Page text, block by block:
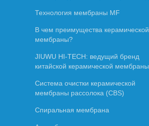
Технология мембраны MF
В чем преимущества керамической
мембраны?
JIUWU HI-TECH: ведущий бренд
китайской керамической мембраны
Система очистки керамической
мембраны рассолока (CBS)
Спиральная мембрана